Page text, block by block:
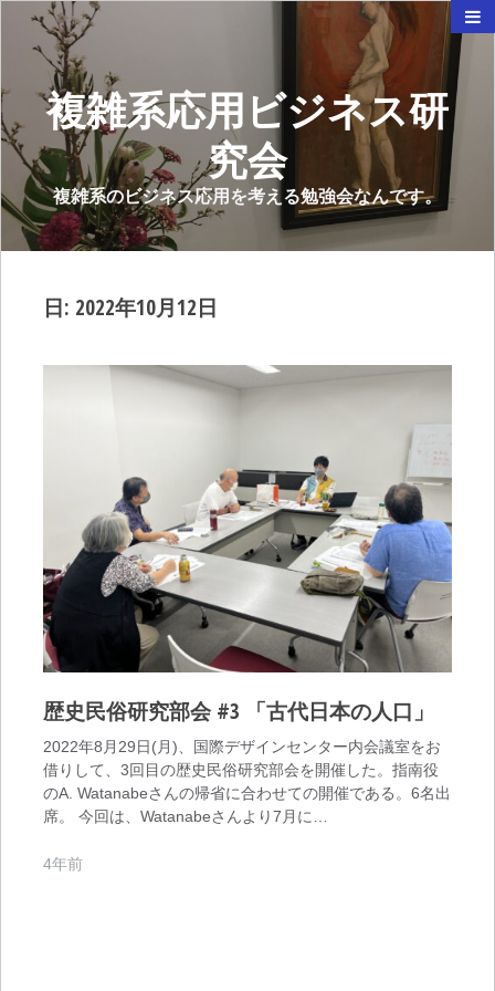
複雑系応用ビジネス研
究会
複雑系のビジネス応用を考える勉強会なんです。
日: 2022年10月12日
歴史民俗研究部会 #3 「古代日本の人口」
2022年8月29日(月)、国際デザインセンター内会議室をお
借りして、3回目の歴史民俗研究部会を開催した。指南役
のA. Watanabeさんの帰省に合わせての開催である。6名出
席。 今回は、Watanabeさんより7月に…
4年前